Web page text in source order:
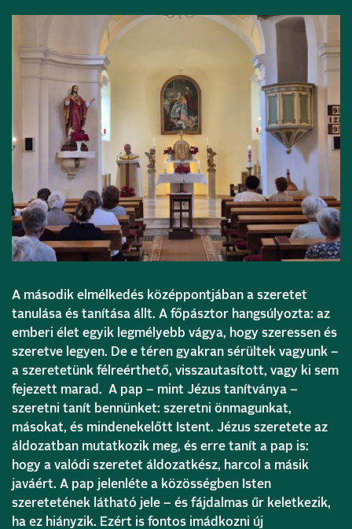
A második elmélkedés középpontjában a szeretet
tanulása és tanítása állt. A főpásztor hangsúlyozta: az
emberi élet egyik legmélyebb vágya, hogy szeressen és
szeretve legyen. De e téren gyakran sérültek vagyunk –
a szeretetünk félreérthető, visszautasított, vagy ki sem
fejezett marad. A pap – mint Jézus tanítványa –
szeretni tanít bennünket: szeretni önmagunkat,
másokat, és mindenekelőtt Istent. Jézus szeretete az
áldozatban mutatkozik meg, és erre tanít a pap is:
hogy a valódi szeretet áldozatkész, harcol a másik
javáért. A pap jelenléte a közösségben Isten
szeretetének látható jele – és fájdalmas űr keletkezik,
ha ez hiányzik. Ezért is fontos imádkozni új